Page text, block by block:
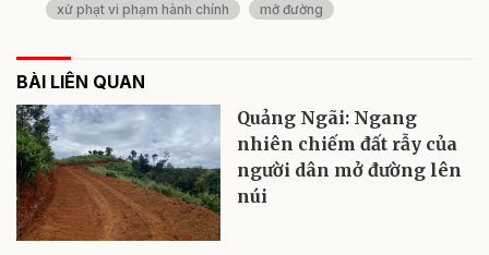
xử phạt vi phạm hành chính
mở đường
BÀI LIÊN QUAN
Quảng Ngãi: Ngang
nhiên chiếm đất rẫy của
người dân mở đường lên
núi